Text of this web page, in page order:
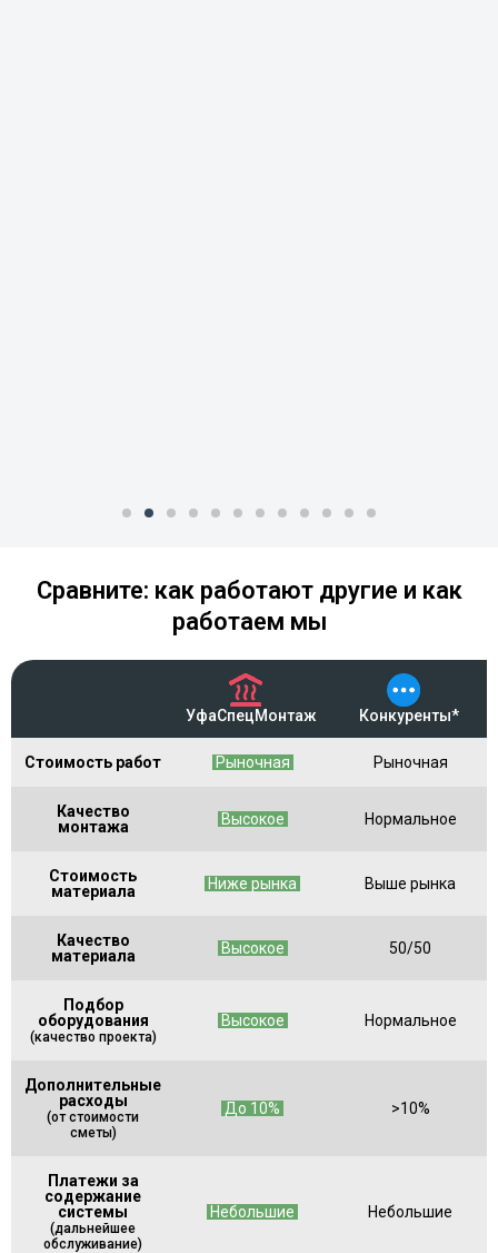
Сравните: как работают другие и как
работаем мы
УфаСпецМонтаж Конкуренты*
Стоимость работ Рыночная Рыночная
Качество
монтажа
Высокое Нормальное
Стоимость
материала
Ниже рынка Выше рынка
Качество
материала
Высокое 50/50
Подбор
оборудования
(качество проекта)
Высокое Нормальное
Дополнительные
расходы
(от стоимости
сметы)
До 10% >10%
Платежи за
содержание
системы
(дальнейшее
обслуживание)
Небольшие Небольшие